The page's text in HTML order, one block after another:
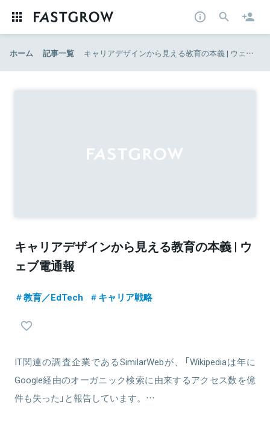
ホーム 記事一覧 キャリアデザインから見える教育の本義 | ウェブ電通報
キャリアデザインから見える教育の本義 | ウ
ェブ電通報
教育／EdTech キャリア戦略
IT関連の調査企業であるSimilarWebが、「Wikipediaは年に
Google経由のオーガニック検索に由来するアクセス数を億
件も失った」と報告しています。…